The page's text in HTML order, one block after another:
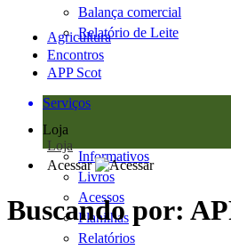
Balança comercial
Relatório de Leite
Agricultura
Encontros
APP Scot
Serviços
Loja
Loja
Informativos
Livros
Acessos
Planilhas
Relatórios
Acessar
Buscando por: